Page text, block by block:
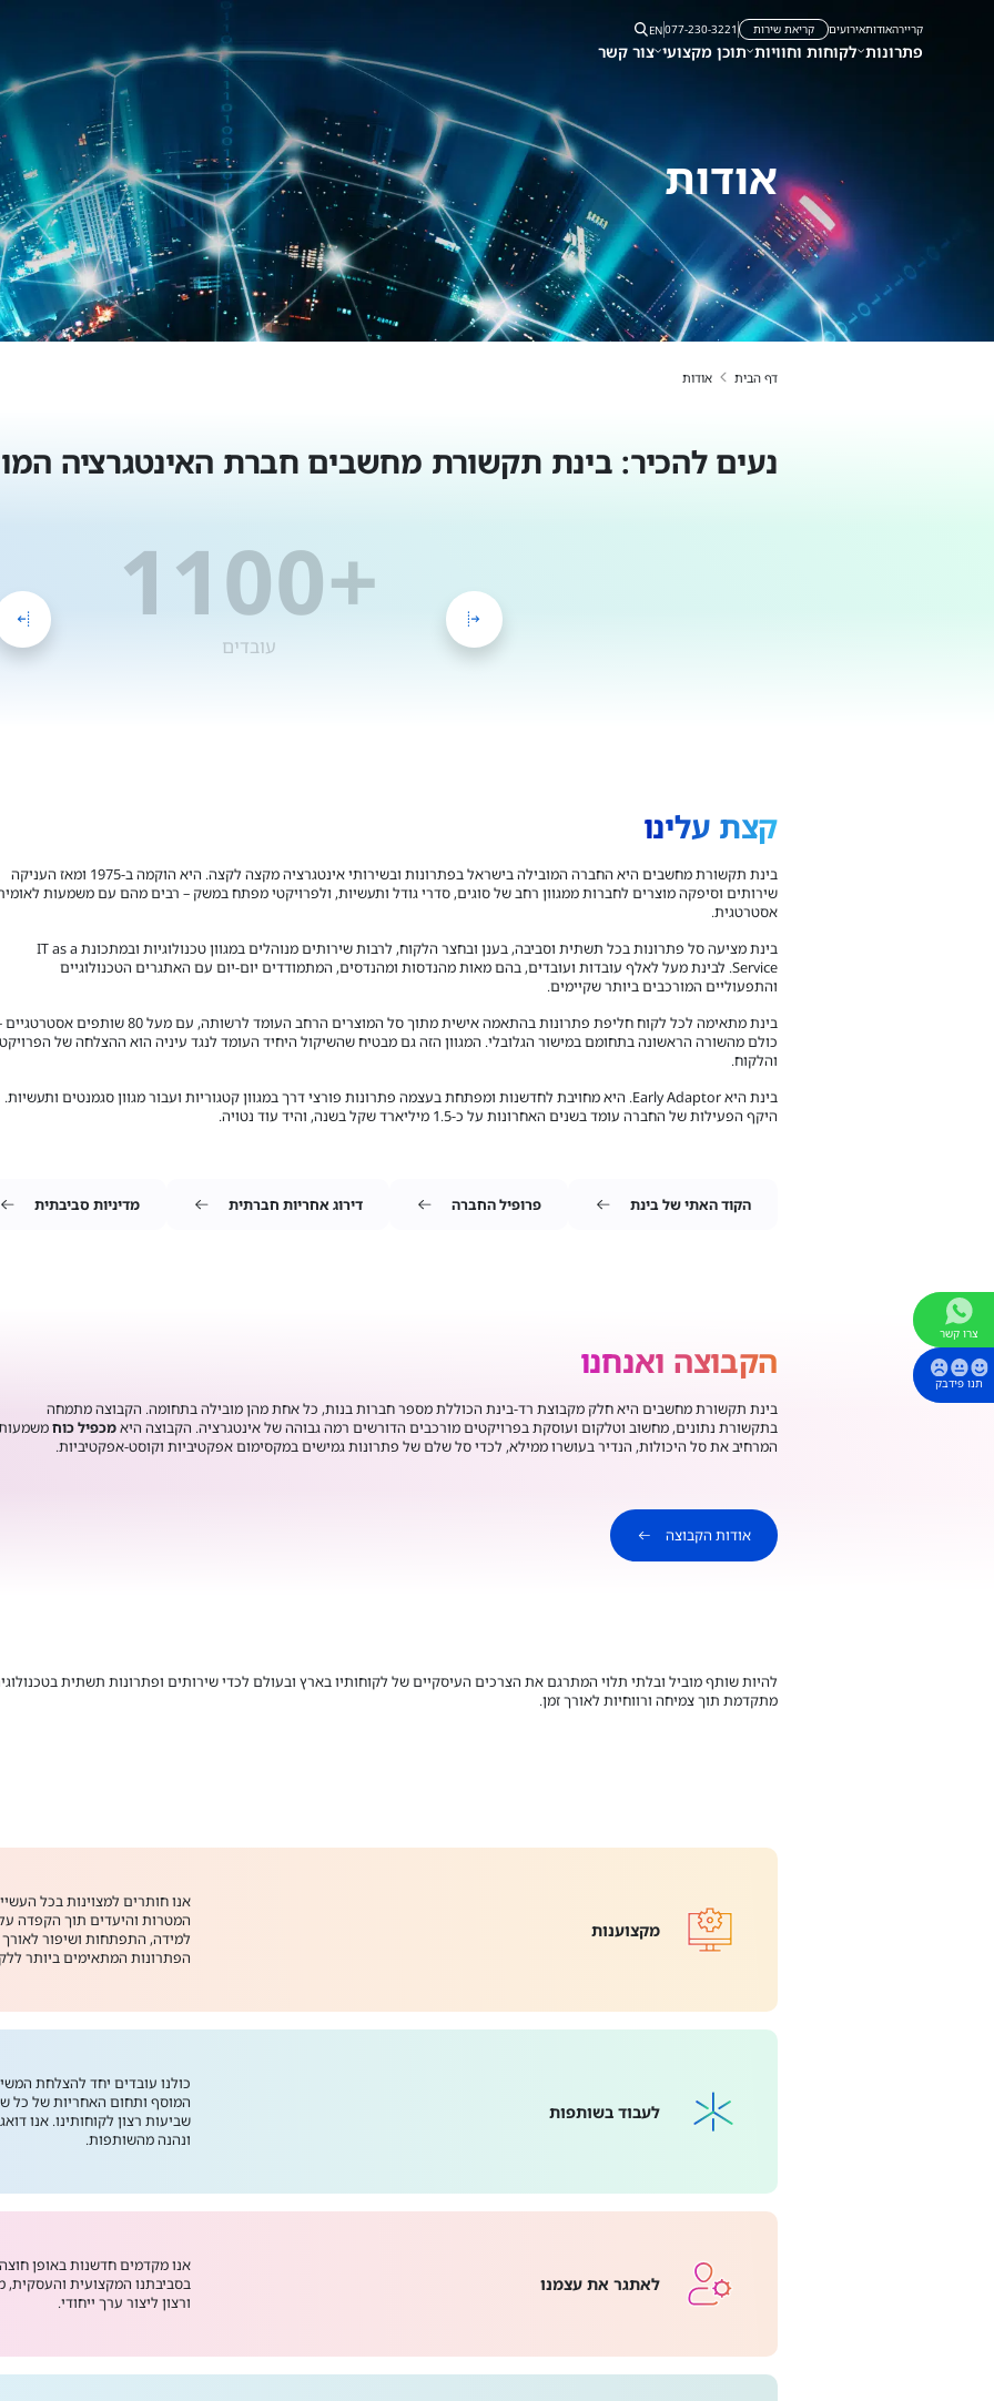
קריירהאודותאירועים קריאת שירות 077-230-3221
EN
פתרונות לקוחות וחוויות תוכן מקצועי צור קשר
צרו קשר
תנו פידבק
אודות
דף הבית אודות
נעים להכיר: בינת תקשורת מחשבים חברת האינטגרציה
+1100
עובדים
קצת עלינו
בינת תקשורת מחשבים היא החברה המובילה בישראל בפתרונות ובשירותי אינטגרציה מקצה לקצה. היא הוקמה ב-1975 ומאז העניקה
שירותים וסיפקה מוצרים לחברות ממגוון רחב של סוגים, סדרי גודל ותעשיות, ולפרויקטי מפתח במשק – רבים מהם עם משמעות
אסטרטגית.
בינת מציעה סל פתרונות בכל תשתית וסביבה, בענן ובחצר הלקוח, לרבות שירותים מנוהלים במגוון טכנולוגיות ובמתכונת IT as a
Service. לבינת מעל לאלף עובדות ועובדים, בהם מאות מהנדסות ומהנדסים, המתמודדים יום-יום עם האתגרים הטכנולוגיים
והתפעוליים המורכבים ביותר שקיימים.
בינת מתאימה לכל לקוח חליפת פתרונות בהתאמה אישית מתוך סל המוצרים הרחב העומד לרשותה, עם מעל 80 שותפים
כולם מהשורה הראשונה בתחומם במישור הגלובלי. המגוון הזה גם מבטיח שהשיקול היחיד העומד לנגד עיניה הוא ההצלחה של הפרויקט
והלקוח.
בינת היא Early Adaptor. היא מחויבת לחדשנות ומפתחת בעצמה פתרונות פורצי דרך במגוון קטגוריות ועבור מגוון סגמנטים ותעשיות.
היקף הפעילות של החברה עומד בשנים האחרונות על כ-1.5 מיליארד שקל בשנה, והיד עוד נטויה.
הקוד האתי של בינת פרופיל החברה דירוג אחריות חברתית מדיניות סביבתית
הקבוצה ואנחנו
בינת תקשורת מחשבים היא חלק מקבוצת רד-בינת הכוללת מספר חברות בנות, כל אחת מהן מובילה בתחומה. הקבוצה מתמחה
בתקשורת נתונים, מחשוב וטלקום ועוסקת בפרויקטים מורכבים הדורשים רמה גבוהה של אינטגרציה. הקבוצה היאמכפיל כוח
המרחיב את סל היכולות, הנדיר בעושרו ממילא, לכדי סל שלם של פתרונות גמישים במקסימום אפקטיביות וקוסט-אפקטיביות.
אודות הקבוצה
להיות שותף מוביל ובלתי תלוי המתרגם את הצרכים העיסקיים של לקוחותיו בארץ ובעולם לכדי שירותים ופתרונות תשתית
מתקדמת תוך צמיחה ורווחיות לאורך זמן.
מקצוענות
אנו חותרים למצוינות בכל
המטרות והיעדים תוך הקפדה
למידה, התפתחות ושיפור
הפתרונות המתאימים ביותר
לעבוד בשותפות
כולנו עובדים יחד להצלחת
המוסף ותחום האחריות של כל
שביעות רצון לקוחותינו. אנו
ונהנה מהשותפות.
לאתגר את עצמנו
אנו מקדמים חדשנות באופן חוצה
בסביבתנו המקצועית
ורצון ליצור ערך ייחודי.